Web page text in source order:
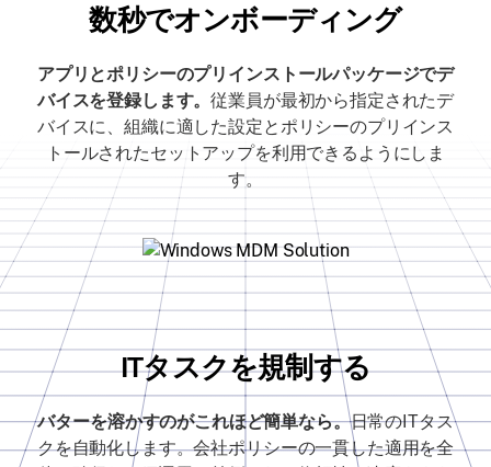
数秒でオンボーディング
アプリとポリシーのプリインストールパッケージでデ
バイスを登録します。従業員が最初から指定されたデ
バイスに、組織に適した設定とポリシーのプリインス
トールされたセットアップを利用できるようにしま
す。
ITタスクを規制する
バターを溶かすのがこれほど簡単なら。日常のITタス
クを自動化します。会社ポリシーの一貫した適用を全